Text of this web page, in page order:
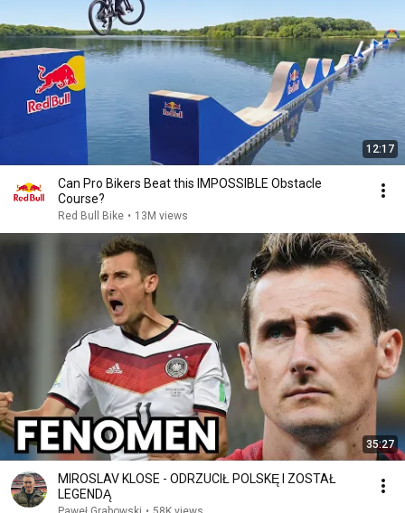
12:17
Can Pro Bikers Beat this IMPOSSIBLE Obstacle
Course?
Red Bull Bike • 13M views
35:27
MIROSLAV KLOSE - ODRZUCIŁ POLSKĘ I ZOSTAŁ
LEGENDĄ